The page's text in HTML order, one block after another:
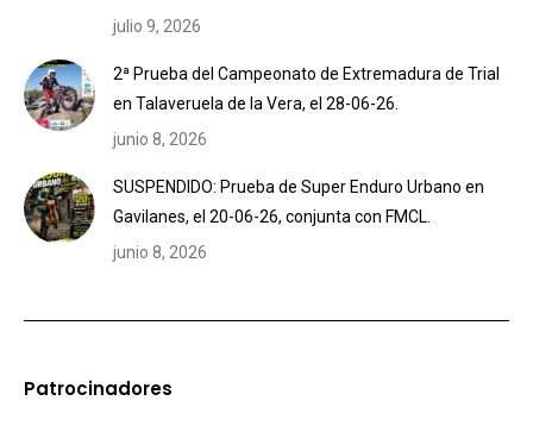
julio 9, 2026
2ª Prueba del Campeonato de Extremadura de Trial
en Talaveruela de la Vera, el 28-06-26.
junio 8, 2026
SUSPENDIDO: Prueba de Super Enduro Urbano en
Gavilanes, el 20-06-26, conjunta con FMCL.
junio 8, 2026
Patrocinadores